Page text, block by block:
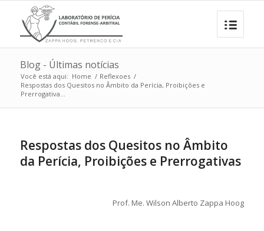
Blog - Últimas notícias
Você está aqui: Home / Reflexoes /
Respostas dos Quesitos no Âmbito da Perícia, Proibições e
Prerrogativa...
Respostas dos Quesitos no Âmbito
da Perícia, Proibições e Prerrogativas
Prof. Me. Wilson Alberto Zappa Hoog